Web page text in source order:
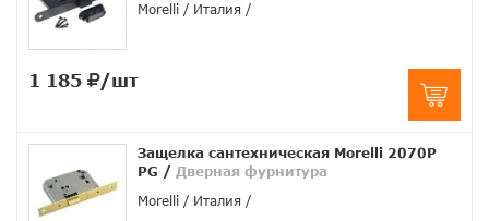
Morelli
Италия
1 185 /шт
Защелка сантехническая Morelli 2070P
PG / Дверная фурнитура
Morelli
Италия